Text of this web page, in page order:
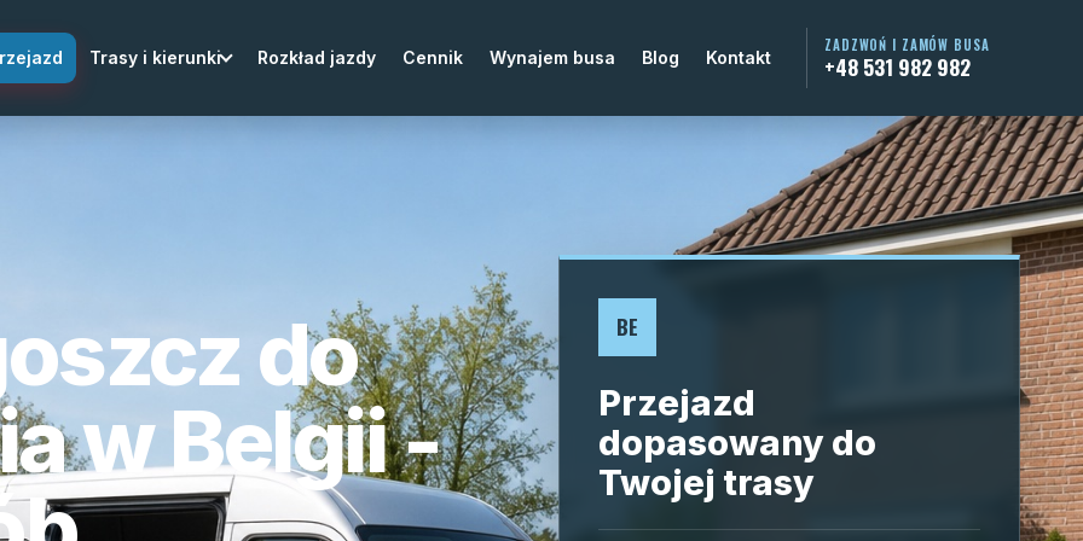
Trasy i kierunki Rozkład jazdy Cennik Wynajem busa Blog Kontakt
ZADZWOŃ I ZAMÓW BUSA
+48 531 982 982
do
w Belgii -
BE
Przejazd
dopasowany do
Twojej trasy